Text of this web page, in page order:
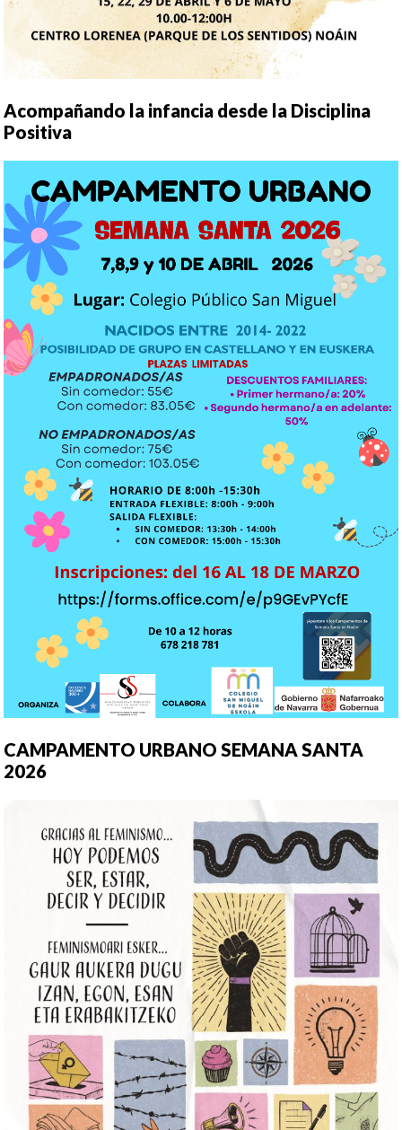
Acompañando la infancia desde la Disciplina
Positiva
CAMPAMENTO URBANO SEMANA SANTA
2026